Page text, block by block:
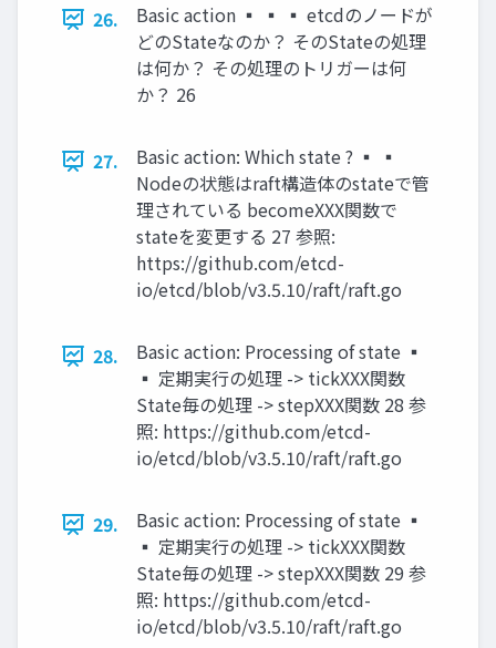
26.
Basic action ▪ ▪ ▪ etcdのノードが
どのStateなのか？ そのStateの処理
は何か？ その処理のトリガーは何
か？ 26
27.
Basic action: Which state ? ▪ ▪
Nodeの状態はraft構造体のstateで管
理されている becomeXXX関数で
stateを変更する 27 参照:
https://github.com/etcd-
io/etcd/blob/v3.5.10/raft/raft.go
28.
Basic action: Processing of state ▪
▪ 定期実行の処理 -> tickXXX関数
State毎の処理 -> stepXXX関数 28 参
照: https://github.com/etcd-
io/etcd/blob/v3.5.10/raft/raft.go
29.
Basic action: Processing of state ▪
▪ 定期実行の処理 -> tickXXX関数
State毎の処理 -> stepXXX関数 29 参
照: https://github.com/etcd-
io/etcd/blob/v3.5.10/raft/raft.go